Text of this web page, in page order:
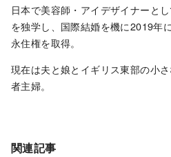
日本で美容師・アイデザイナーと
を独学し、国際結婚を機に2019年
永住権を取得。
現在は夫と娘とイギリス東部の小
者主婦。
関連記事